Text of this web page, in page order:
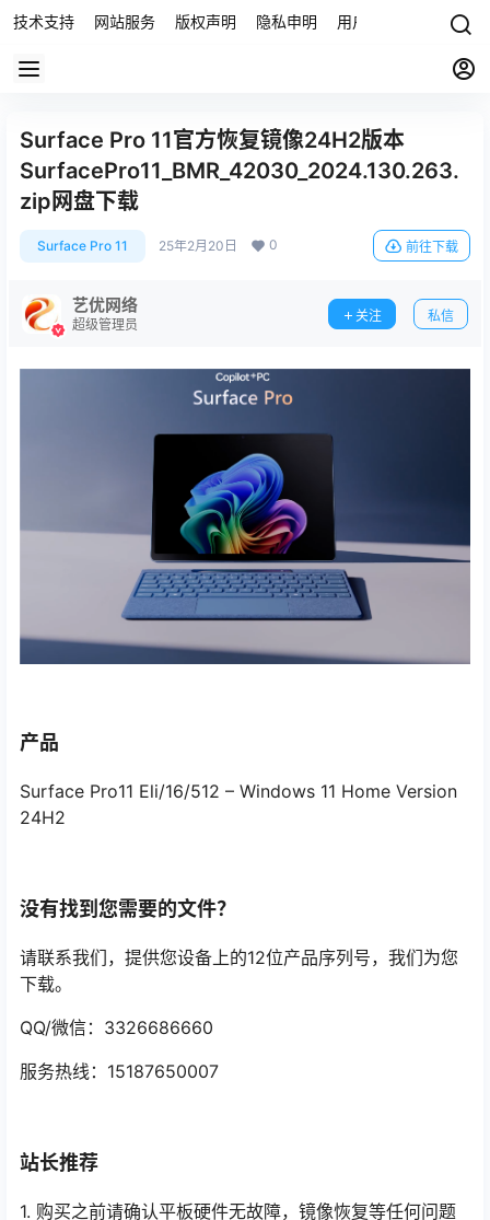
技术支持 网站服务 版权声明 隐私申明 用户协议 联系我们
Surface Pro 11官方恢复镜像24H2版本
SurfacePro11_BMR_42030_2024.130.263.
zip网盘下载
Surface Pro 11 25年2月20日 0 前往下载
艺优网络
超级管理员
关注 私信
产品
Surface Pro11 Eli/16/512 – Windows 11 Home Version
24H2
没有找到您需要的文件？
请联系我们，提供您设备上的12位产品序列号，我们为您
下载。
QQ/微信：3326686660
服务热线：15187650007
站长推荐
1. 购买之前请确认平板硬件无故障，镜像恢复等任何问题